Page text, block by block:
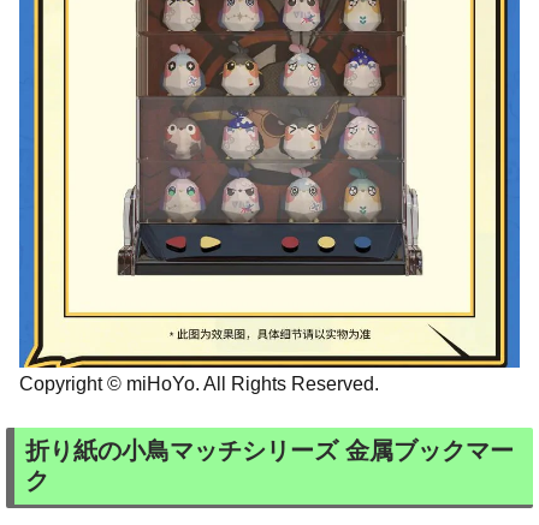
Copyright © miHoYo. All Rights Reserved.
折り紙の小鳥マッチシリーズ 金属ブックマー
ク